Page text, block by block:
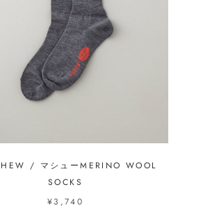
/ マシューMERINO WOOL
SOCKS
¥3,740